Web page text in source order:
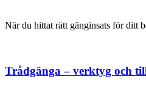
När du hittat rätt gänginsats för ditt
Trådgänga – verktyg och